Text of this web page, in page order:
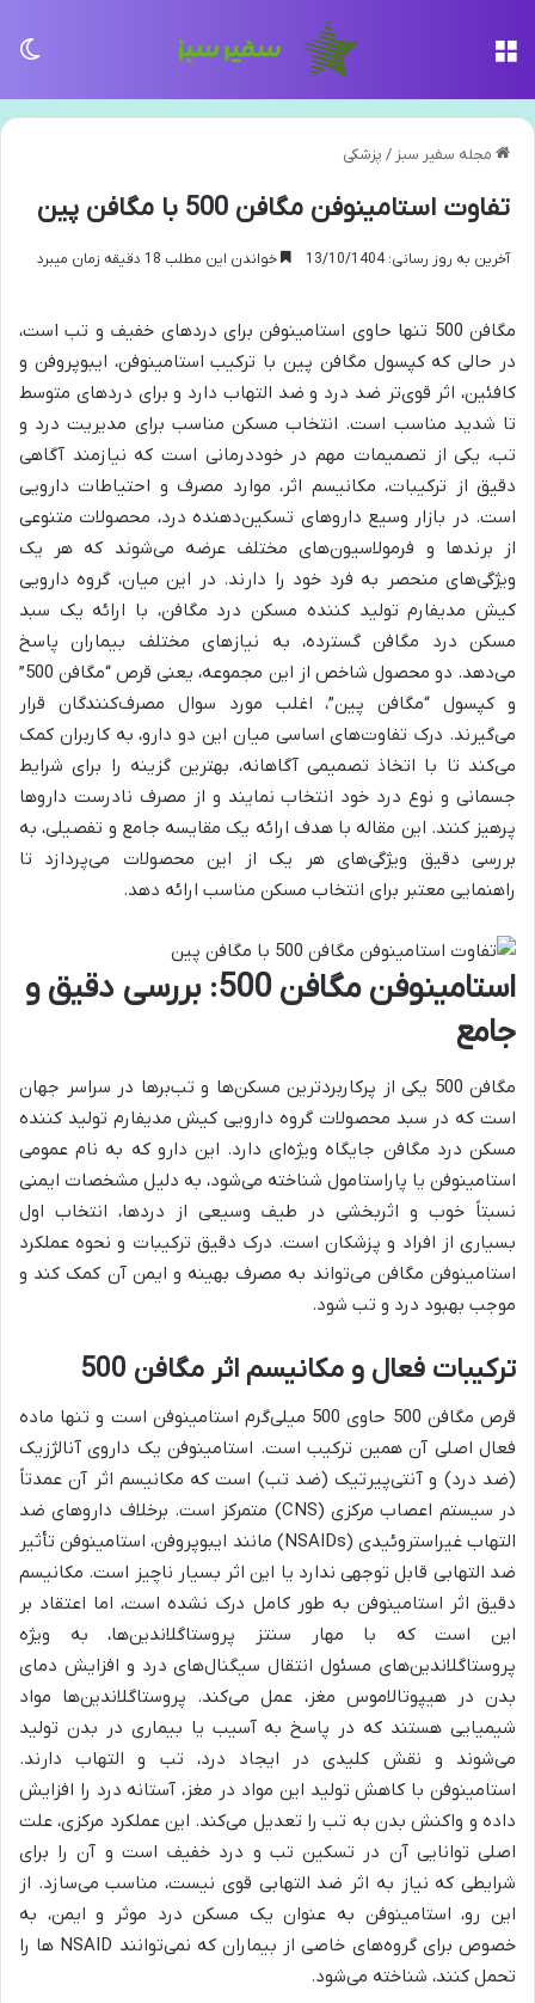
مجله سفیر سبز / پزشکی
تفاوت استامینوفن مگافن 500 با مگافن پین
آخرین به روز رسانی: 13/10/1404 خواندن این مطلب 18 دقیقه زمان میبرد
مگافن 500 تنها حاوی استامینوفن برای دردهای خفیف و تب است،
در حالی که کپسول مگافن پین با ترکیب استامینوفن، ایبوپروفن و
کافئین، اثر قوی‌تر ضد درد و ضد التهاب دارد و برای دردهای متوسط
تا شدید مناسب است. انتخاب مسکن مناسب برای مدیریت درد و
تب، یکی از تصمیمات مهم در خوددرمانی است که نیازمند آگاهی
دقیق از ترکیبات، مکانیسم اثر، موارد مصرف و احتیاطات دارویی
است. در بازار وسیع داروهای تسکین‌دهنده درد، محصولات متنوعی
از برندها و فرمولاسیون‌های مختلف عرضه می‌شوند که هر یک
ویژگی‌های منحصر به فرد خود را دارند. در این میان، گروه دارویی
کیش مدیفارم تولید کننده مسکن درد مگافن، با ارائه یک سبد
مسکن درد مگافن گسترده، به نیازهای مختلف بیماران پاسخ
می‌دهد. دو محصول شاخص از این مجموعه، یعنی قرص “مگافن 500”
و کپسول “مگافن پین”، اغلب مورد سوال مصرف‌کنندگان قرار
می‌گیرند. درک تفاوت‌های اساسی میان این دو دارو، به کاربران کمک
می‌کند تا با اتخاذ تصمیمی آگاهانه، بهترین گزینه را برای شرایط
جسمانی و نوع درد خود انتخاب نمایند و از مصرف نادرست داروها
پرهیز کنند. این مقاله با هدف ارائه یک مقایسه جامع و تفصیلی، به
بررسی دقیق ویژگی‌های هر یک از این محصولات می‌پردازد تا
راهنمایی معتبر برای انتخاب مسکن مناسب ارائه دهد.
استامینوفن مگافن 500: بررسی دقیق و
جامع
مگافن 500 یکی از پرکاربردترین مسکن‌ها و تب‌برها در سراسر جهان
است که در سبد محصولات گروه دارویی کیش مدیفارم تولید کننده
مسکن درد مگافن جایگاه ویژه‌ای دارد. این دارو که به نام عمومی
استامینوفن یا پاراستامول شناخته می‌شود، به دلیل مشخصات ایمنی
نسبتاً خوب و اثربخشی در طیف وسیعی از دردها، انتخاب اول
بسیاری از افراد و پزشکان است. درک دقیق ترکیبات و نحوه عملکرد
استامینوفن مگافن می‌تواند به مصرف بهینه و ایمن آن کمک کند و
موجب بهبود درد و تب شود.
ترکیبات فعال و مکانیسم اثر مگافن 500
قرص مگافن 500 حاوی 500 میلی‌گرم استامینوفن است و تنها ماده
فعال اصلی آن همین ترکیب است. استامینوفن یک داروی آنالژزیک
(ضد درد) و آنتی‌پیرتیک (ضد تب) است که مکانیسم اثر آن عمدتاً
در سیستم اعصاب مرکزی (CNS) متمرکز است. برخلاف داروهای ضد
التهاب غیراستروئیدی (NSAIDs) مانند ایبوپروفن، استامینوفن تأثیر
ضد التهابی قابل توجهی ندارد یا این اثر بسیار ناچیز است. مکانیسم
دقیق اثر استامینوفن به طور کامل درک نشده است، اما اعتقاد بر
این است که با مهار سنتز پروستاگلاندین‌ها، به ویژه
پروستاگلاندین‌های مسئول انتقال سیگنال‌های درد و افزایش دمای
بدن در هیپوتالاموس مغز، عمل می‌کند. پروستاگلاندین‌ها مواد
شیمیایی هستند که در پاسخ به آسیب یا بیماری در بدن تولید
می‌شوند و نقش کلیدی در ایجاد درد، تب و التهاب دارند.
استامینوفن با کاهش تولید این مواد در مغز، آستانه درد را افزایش
داده و واکنش بدن به تب را تعدیل می‌کند. این عملکرد مرکزی، علت
اصلی توانایی آن در تسکین تب و درد خفیف است و آن را برای
شرایطی که نیاز به اثر ضد التهابی قوی نیست، مناسب می‌سازد. از
این رو، استامینوفن به عنوان یک مسکن درد موثر و ایمن، به
خصوص برای گروه‌های خاصی از بیماران که نمی‌توانند NSAID ها را
تحمل کنند، شناخته می‌شود.